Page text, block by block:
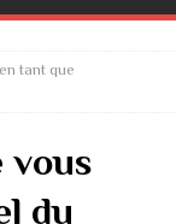
tant que
vous
du